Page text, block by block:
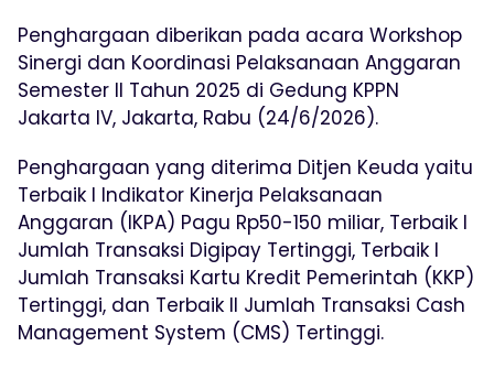
Penghargaan diberikan pada acara Workshop
Sinergi dan Koordinasi Pelaksanaan Anggaran
Semester II Tahun 2025 di Gedung KPPN
Jakarta IV, Jakarta, Rabu (24/6/2026).
Penghargaan yang diterima Ditjen Keuda yaitu
Terbaik I Indikator Kinerja Pelaksanaan
Anggaran (IKPA) Pagu Rp50-150 miliar, Terbaik I
Jumlah Transaksi Digipay Tertinggi, Terbaik I
Jumlah Transaksi Kartu Kredit Pemerintah (KKP)
Tertinggi, dan Terbaik II Jumlah Transaksi Cash
Management System (CMS) Tertinggi.